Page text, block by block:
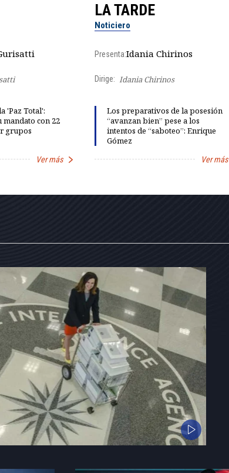
'Paz Total':
mandato con 22
grupos
Ver más
LA TARDE
Noticiero
Presenta:Idania Chirinos
Dirige: Idania Chirinos
Los preparativos de la posesión
“avanzan bien” pese a los
intentos de “saboteo”: Enrique
Gómez
Ver más